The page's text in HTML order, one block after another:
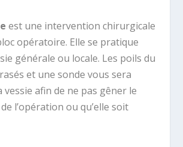
est une intervention chirurgicale
opératoire. Elle se pratique
générale ou locale. Les poils du
et une sonde vous sera
vessie afin de ne pas gêner le
l’opération ou qu’elle soit